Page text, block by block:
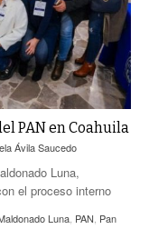
PAN en Coahuila
Ávila Saucedo
Luna,
el proceso interno
Luna PAN Pan